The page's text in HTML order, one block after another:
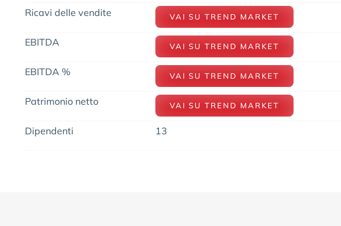
Ricavi delle vendite VAI SU TREND MARKET
EBITDA VAI SU TREND MARKET
EBITDA % VAI SU TREND MARKET
Patrimonio netto VAI SU TREND MARKET
Dipendenti 13